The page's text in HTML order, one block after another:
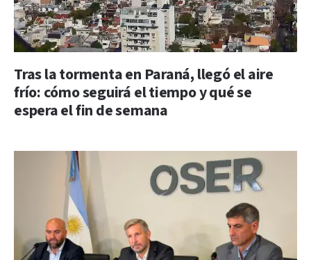
Tras la tormenta en Paraná, llegó el aire
frío: cómo seguirá el tiempo y qué se
espera el fin de semana